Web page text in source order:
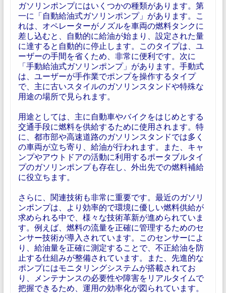
ガソリンポンプにはいくつかの種類があります。第
一に「自動給油式ガソリンポンプ」があります。こ
れは、オペレーターがノズルを車両の燃料タンクに
差し込むと、自動的に給油が始まり、設定された量
に達すると自動的に停止します。このタイプは、ユ
ーザーの手間を省くため、非常に便利です。次に
「手動給油式ガソリンポンプ」があります。手動式
は、ユーザーが手作業でポンプを操作するタイプ
で、主に古いスタイルのガソリンスタンドや特殊な
用途の場所で見られます。
用途としては、主に自動車やバイクをはじめとする
交通手段に燃料を供給するために使用されます。特
に、都市部や高速道路のガソリンスタンドでは多く
の車両が立ち寄り、給油が行われます。また、キャ
ンプやアウトドアの活動に利用するポータブルタイ
プのガソリンポンプも存在し、外出先での燃料補給
に役立ちます。
さらに、関連技術も非常に重要です。最近のガソリ
ンポンプは、より効率的で環境に優しい燃料供給が
求められる中で、様々な技術革新が進められていま
す。例えば、燃料の流量を正確に管理するためのセ
ンサー技術が導入されています。このセンサーによ
り、給油量を正確に測定することで、不正給油を防
止する仕組みが整備されています。また、先進的な
ポンプにはモニタリングシステムが搭載されてお
り、メンテナンスの必要性や障害をリアルタイムで
把握できるため、運用の効率化が図られています。